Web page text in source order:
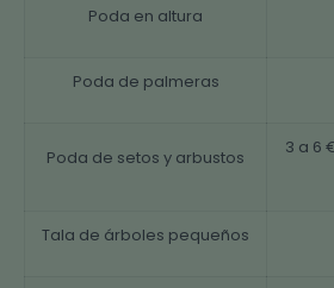
Poda en altura
Poda de palmeras
Poda de setos y arbustos
3 a 6
Tala de árboles pequeños